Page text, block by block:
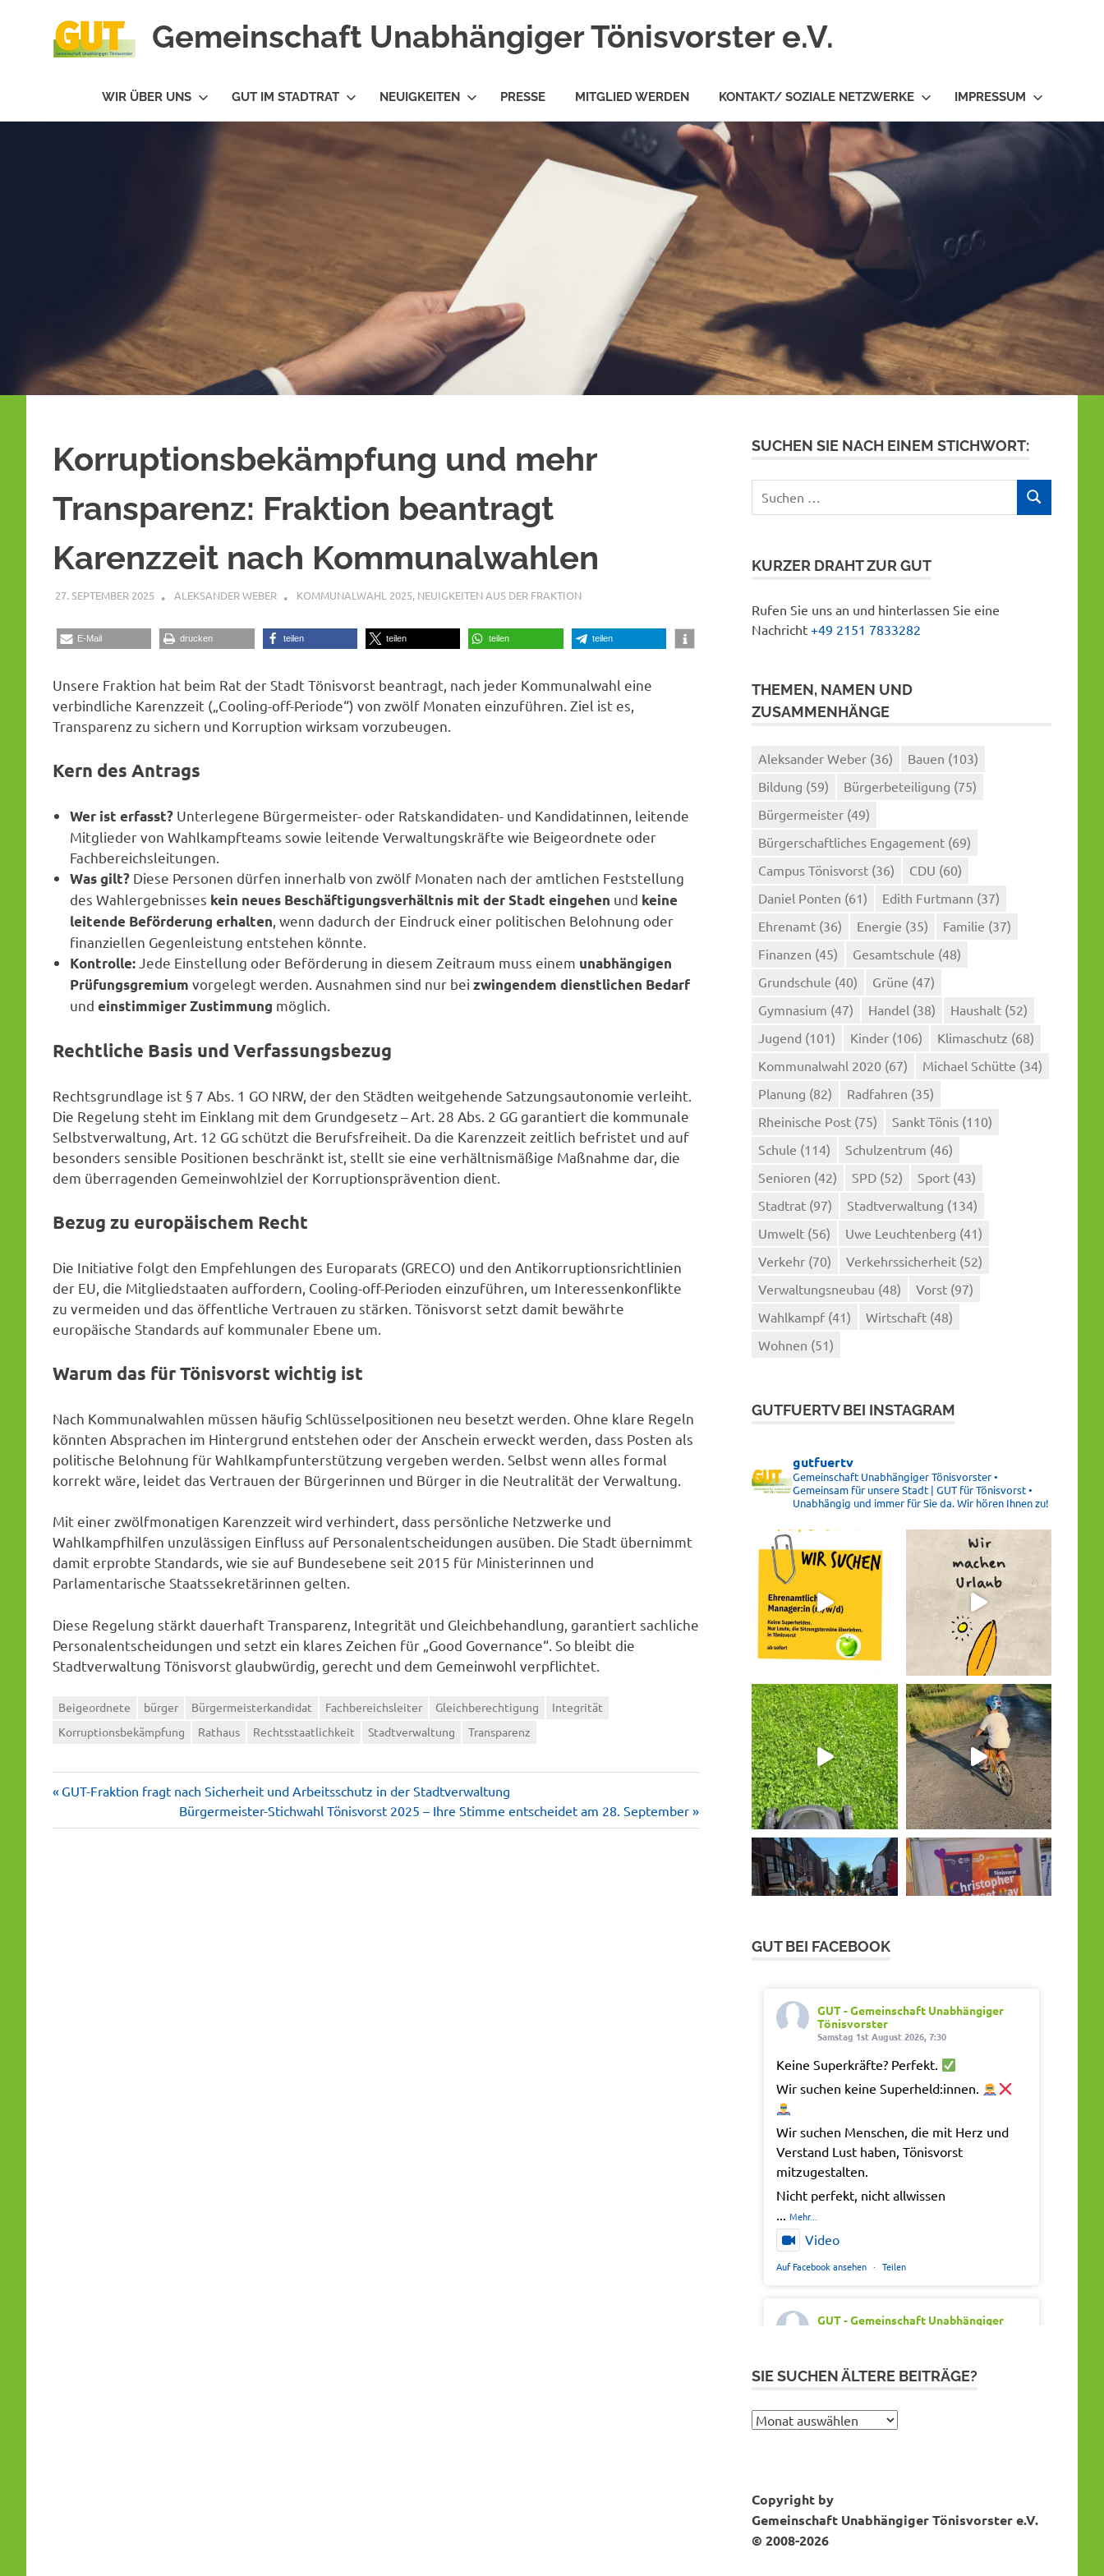
Gemeinschaft Unabhängiger Tönisvorster e.V.
WIR ÜBER UNS GUT IM STADTRAT NEUIGKEITEN PRESSE MITGLIED WERDEN KONTAKT/ SOZIALE NETZWERKE IMPRESSUM
Korruptionsbekämpfung und mehr
Transparenz: Fraktion beantragt
Karenzzeit nach Kommunalwahlen
27. SEPTEMBER 2025 ALEKSANDER WEBER KOMMUNALWAHL 2025, NEUIGKEITEN AUS DER FRAKTION
E-Mail drucken teilen teilen teilen teilen
Unsere Fraktion hat beim Rat der Stadt Tönisvorst beantragt, nach jeder Kommunalwahl eine
verbindliche Karenzzeit („Cooling-off-Periode“) von zwölf Monaten einzuführen. Ziel ist es,
Transparenz zu sichern und Korruption wirksam vorzubeugen.
Kern des Antrags
Wer ist erfasst? Unterlegene Bürgermeister- oder Ratskandidaten- und Kandidatinnen, leitende
Mitglieder von Wahlkampfteams sowie leitende Verwaltungskräfte wie Beigeordnete oder
Fachbereichsleitungen.
Was gilt? Diese Personen dürfen innerhalb von zwölf Monaten nach der amtlichen Feststellung
des Wahlergebnisses kein neues Beschäftigungsverhältnis mit der Stadt eingehen und keine
leitende Beförderung erhalten , wenn dadurch der Eindruck einer politischen Belohnung oder
finanziellen Gegenleistung entstehen könnte.
Kontrolle: Jede Einstellung oder Beförderung in diesem Zeitraum muss einem unabhängigen
Prüfungsgremium vorgelegt werden. Ausnahmen sind nur beizwingendem dienstlichen Bedarf
undeinstimmiger Zustimmung möglich.
Rechtliche Basis und Verfassungsbezug
Rechtsgrundlage ist § 7 Abs. 1 GO NRW, der den Städten weitgehende Satzungsautonomie verleiht.
Die Regelung steht im Einklang mit dem Grundgesetz – Art. 28 Abs. 2 GG garantiert die kommunale
Selbstverwaltung, Art. 12 GG schützt die Berufsfreiheit. Da die Karenzzeit zeitlich befristet und auf
besonders sensible Positionen beschränkt ist, stellt sie eine verhältnismäßige Maßnahme dar, die
dem überragenden Gemeinwohlziel der Korruptionsprävention dient.
Bezug zu europäischem Recht
Die Initiative folgt den Empfehlungen des Europarats (GRECO) und den Antikorruptionsrichtlinien
der EU, die Mitgliedstaaten auffordern, Cooling-off-Perioden einzuführen, um Interessenkonflikte
zu vermeiden und das öffentliche Vertrauen zu stärken. Tönisvorst setzt damit bewährte
europäische Standards auf kommunaler Ebene um.
Warum das für Tönisvorst wichtig ist
Nach Kommunalwahlen müssen häufig Schlüsselpositionen neu besetzt werden. Ohne klare Regeln
könnten Absprachen im Hintergrund entstehen oder der Anschein erweckt werden, dass Posten als
politische Belohnung für Wahlkampfunterstützung vergeben werden. Selbst wenn alles formal
korrekt wäre, leidet das Vertrauen der Bürgerinnen und Bürger in die Neutralität der Verwaltung.
Mit einer zwölfmonatigen Karenzzeit wird verhindert, dass persönliche Netzwerke und
Wahlkampfhilfen unzulässigen Einfluss auf Personalentscheidungen ausüben. Die Stadt übernimmt
damit erprobte Standards, wie sie auf Bundesebene seit 2015 für Ministerinnen und
Parlamentarische Staatssekretärinnen gelten.
Diese Regelung stärkt dauerhaft Transparenz, Integrität und Gleichbehandlung, garantiert sachliche
Personalentscheidungen und setzt ein klares Zeichen für „Good Governance“. So bleibt die
Stadtverwaltung Tönisvorst glaubwürdig, gerecht und dem Gemeinwohl verpflichtet.
Beigeordnete bürger Bürgermeisterkandidat Fachbereichsleiter Gleichberechtigung
Integrität
Korruptionsbekämpfung
Rathaus Rechtsstaatlichkeit Stadtverwaltung Transparenz
Beitragsnavigation
Vorheriger
GUT-Fraktion fragt nach Sicherheit und Arbeitsschutz in der Stadtverwaltung
Nächster
Beitrag:
Bürgermeister-Stichwahl Tönisvorst 2025 – Ihre Stimme entscheidet am 28. September
SUCHEN SIE NACH EINEM STICHWORT:
nach:
SUCHEN
KURZER DRAHT ZUR GUT
Rufen Sie uns an und hinterlassen Sie eine
Nachricht+49 2151 7833282
THEMEN, NAMEN UND
ZUSAMMENHÄNGE
Aleksander Weber (36) Bauen (103)
Bildung (59) Bürgerbeteiligung (75)
Bürgermeister (49)
Bürgerschaftliches Engagement (69)
Campus Tönisvorst (36) CDU (60)
Daniel Ponten (61) Edith Furtmann (37)
Ehrenamt (36) Energie (35) Familie (37)
Finanzen (45) Gesamtschule (48)
Grundschule (40) Grüne (47)
Gymnasium (47) Handel (38) Haushalt (52)
Jugend (101) Kinder (106) Klimaschutz (68)
Kommunalwahl 2020 (67) Michael Schütte (34)
Planung (82) Radfahren (35)
Rheinische Post (75) Sankt Tönis (110)
Schule (114) Schulzentrum (46)
Senioren (42) SPD (52) Sport (43)
Stadtrat (97) Stadtverwaltung (134)
Umwelt (56) Uwe Leuchtenberg (41)
Verkehr (70) Verkehrssicherheit (52)
Verwaltungsneubau (48) Vorst (97)
Wahlkampf (41) Wirtschaft (48)
Wohnen (51)
GUTFUERTV BEI INSTAGRAM
gutfuertv
Gemeinschaft Unabhängiger Tönisvorster •
Gemeinsam für unsere Stadt | GUT für Tönisvorst •
Unabhängig und immer für Sie da. Wir hören Ihnen zu!
GUT BEI FACEBOOK
GUT - Gemeinschaft Unabhängiger
Tönisvorster
Samstag 1st August 2026, 7:30
Keine Superkräfte? Perfekt.
Wir suchen keine Superheld:innen.
Wir suchen Menschen, die mit Herz und
Verstand Lust haben, Tönisvorst
mitzugestalten.
Nicht perfekt, nicht allwissen
...Mehr...
Video
Auf Facebook ansehen · Teilen
GUT - Gemeinschaft Unabhängiger
Out of office. Out of drama.
gute Erholung.
#gemeinschaftunabhaengigertönisvorster
#tönisvorst
Video
SIE SUCHEN ÄLTERE BEITRÄGE?
Sie
Copyright by
Gemeinschaft Unabhängiger Tönisvorster e.V.
© 2008-2026